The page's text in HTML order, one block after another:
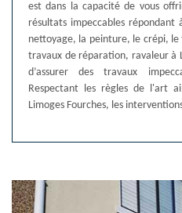
est dans la capacité de vous
résultats impeccables répondant
nettoyage, la peinture, le crépi,
travaux de réparation, ravaleur à
d’assurer des travaux
Respectant les règles de l'art
Limoges Fourches, les